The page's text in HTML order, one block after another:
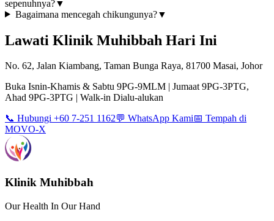
sepenuhnya?▼
Bagaimana mencegah chikungunya?▼
Lawati Klinik Muhibbah Hari Ini
No. 62, Jalan Kiambang, Taman Bunga Raya, 81700 Masai, Johor
Buka Isnin-Khamis & Sabtu 9PG-9MLM | Jumaat 9PG-3PTG,
Ahad 9PG-3PTG | Walk-in Dialu-alukan
📞 Hubungi +60 7-251 1162💬 WhatsApp Kami📅 Tempah di
MOVO-X
Klinik Muhibbah
Our Health In Our Hand